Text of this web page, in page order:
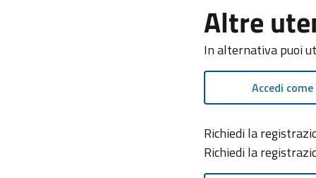
Altre
In alternativa puoi
Accedi
Richiedi la
Richiedi la